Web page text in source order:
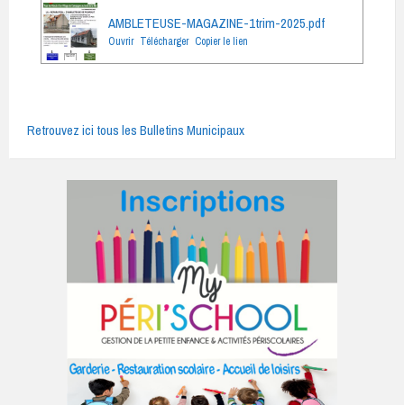
AMBLETEUSE-MAGAZINE-1trim-2025.pdf
Ouvrir Télécharger Copier le lien
Retrouvez ici tous les Bulletins Municipaux